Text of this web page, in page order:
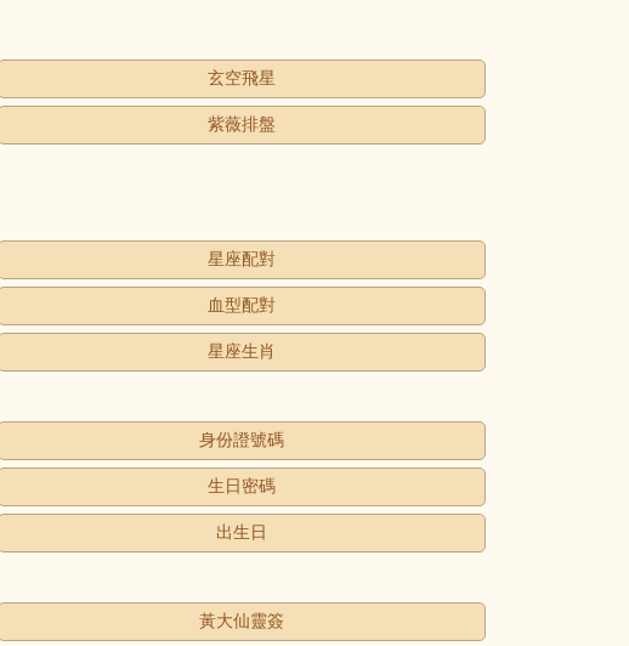
玄空飛星
紫薇排盤
星座配對
血型配對
星座生肖
身份證號碼
生日密碼
出生日
黃大仙靈簽